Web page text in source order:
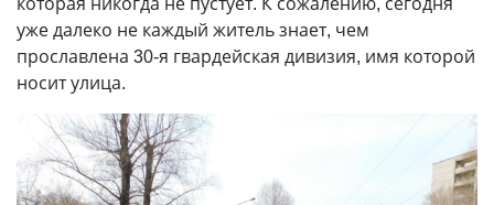
уже далеко не каждый житель знает, чем
прославлена 30-я гвардейская дивизия, имя которой
носит улица.